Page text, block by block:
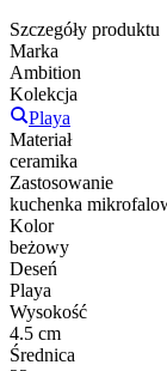
Szczegóły produktu
Marka
Ambition
Kolekcja
Playa
Materiał
ceramika
Zastosowanie
kuchenka
Kolor
beżowy
Deseń
Playa
Wysokość
4.5 cm
Średnica